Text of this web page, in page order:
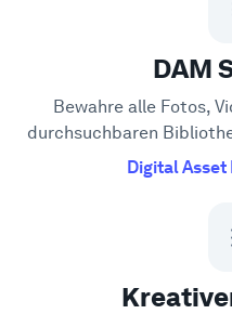
DAM
Bewahre alle Fotos,
durchsuchbaren
Digital